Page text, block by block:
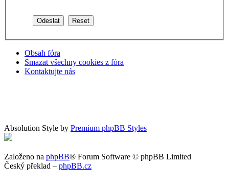
Obsah fóra
Smazat všechny cookies z fóra
Kontaktujte nás
Absolution Style by Premium phpBB Styles
Založeno na phpBB® Forum Software © phpBB Limited
Český překlad – phpBB.cz